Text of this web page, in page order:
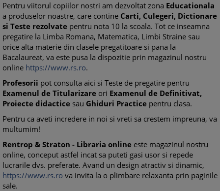
Pentru viitorul copiilor nostri am dezvoltat zona Educationala
a produselor noastre, care contine Carti, Culegeri, Dictionare
si Teste rezolvate pentru nota 10 la scoala. Tot ce inseamna
pregatire la Limba Romana, Matematica, Limbi Straine sau
orice alta materie din clasele pregatitoare si pana la
Bacalaureat, va este pusa la dispozitie prin magazinul nostru
online https://www.rs.ro.
Profesorii pot consulta aici si Teste de pregatire pentru
Examenul de Titularizare ori Examenul de Definitivat,
Proiecte didactice sau Ghiduri Practice pentru clasa.
Pentru ca aveti incredere in noi si vreti sa crestem impreuna, va
multumim!
Rentrop & Straton - Libraria online este magazinul nostru
online, conceput astfel incat sa puteti gasi usor si repede
lucrarile dvs. preferate. Avand un design atractiv si dinamic,
https://www.rs.ro va invita la o plimbare relaxanta prin paginile
sale.